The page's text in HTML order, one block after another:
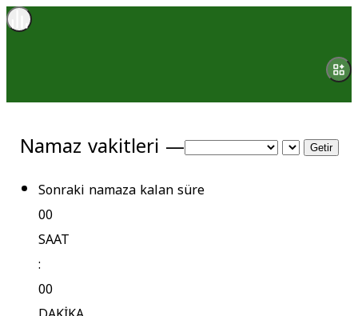
Namaz vakitleri — Getir
Sonraki namaza kalan süre
00
SAAT
:
00